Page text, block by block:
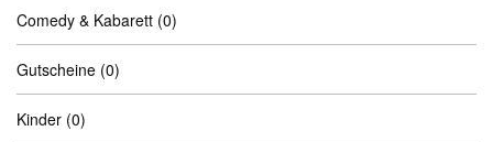
Comedy & Kabarett (0)
Gutscheine (0)
Kinder (0)